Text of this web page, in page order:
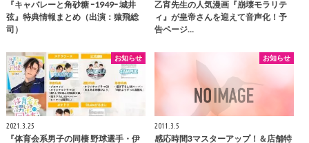
『キャバレーと角砂糖 ｰ1949ｰ 城井
弦』特典情報まとめ（出演：猿飛総
司）
乙宵先生の人気漫画『崩壊モラリテ
ィ』が皇帝さんを迎えて音声化！予
告ページ…
お知らせ
2021.3.25
『体育会系男子の同棲 野球選手・伊
お知らせ
2011.3.5
感応時間3マスターアップ！＆店舗特